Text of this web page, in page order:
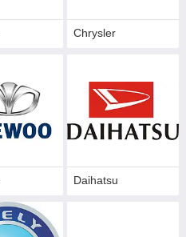
Сhrysler
Daihatsu